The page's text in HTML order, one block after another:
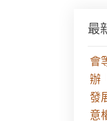
最
會
辦
發
意